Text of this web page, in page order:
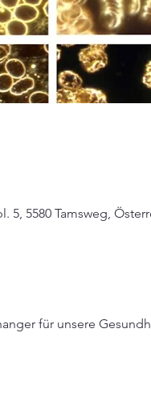
5, 5580 Tamsweg,
für unsere